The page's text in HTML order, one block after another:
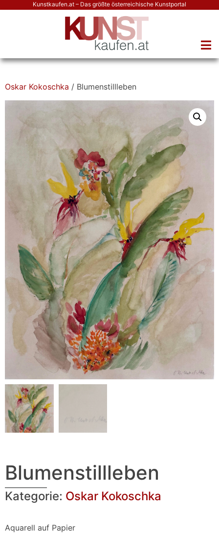
Kunstkaufen.at – Das größte österreichische Kunstportal
Oskar Kokoschka / Blumenstillleben
Blumenstillleben
Kategorie: Oskar Kokoschka
Aquarell auf Papier